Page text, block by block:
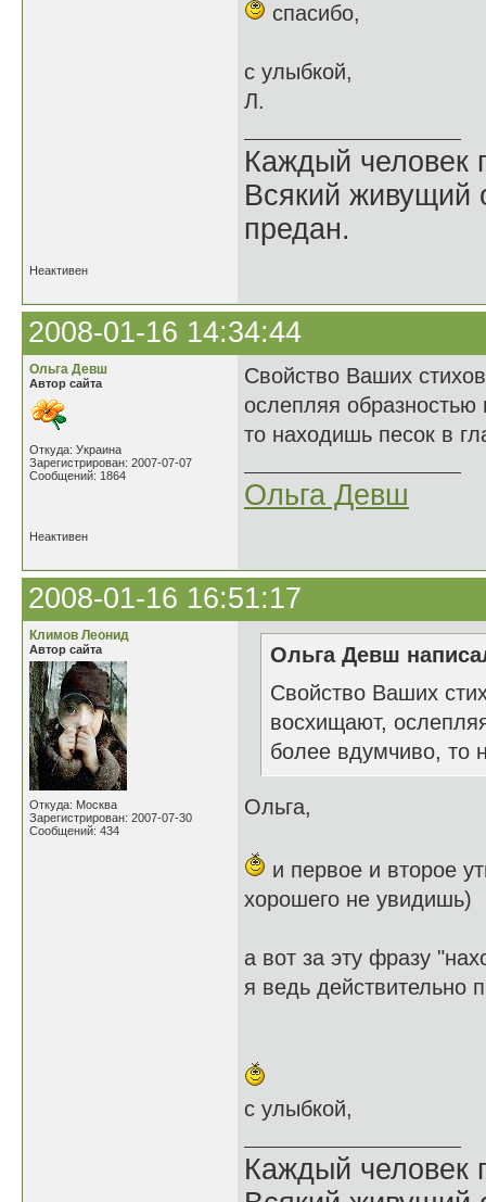
спасибо,
с улыбкой,
Л.
Каждый человек
Всякий живущий
предан.
Неактивен
2008-01-16 14:34:44
Ольга Девш
Автор сайта
Откуда: Украина
Зарегистрирован: 2007-07-07
Сообщений: 1864
Свойство Ваших
ослепляя
то находишь песок в
Ольга Девш
Неактивен
2008-01-16 16:51:17
Климов Леонид
Автор сайта
Откуда: Москва
Зарегистрирован: 2007-07-30
Сообщений: 434
Ольга Девш
Свойство Ваших
восхищают,
более вдумчиво, то
Ольга,
и первое и второе
хорошего не увидишь)
а вот за эту фразу
я ведь действительно
с улыбкой,
Каждый человек